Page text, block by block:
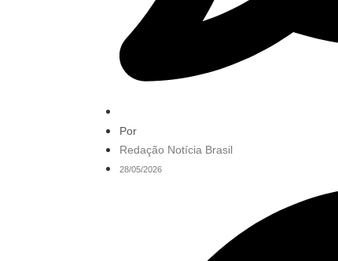
Por
Redação Notícia Brasil
28/05/2026